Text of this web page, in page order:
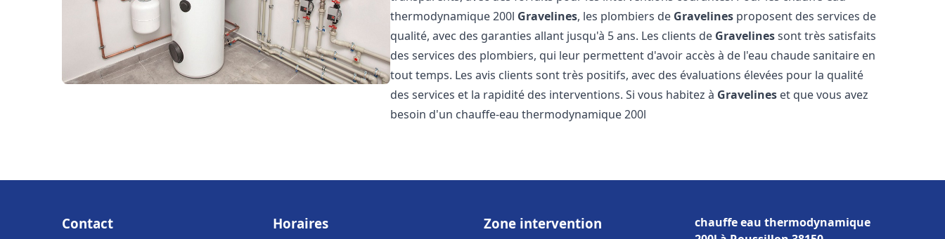
thermodynamique 200l Gravelines, les plombiers de Gravelines proposent des services de
qualité, avec des garanties allant jusqu'à 5 ans. Les clients de Gravelinessont très satisfaits
des services des plombiers, qui leur permettent d'avoir accès à de l'eau chaude sanitaire en
tout temps. Les avis clients sont très positifs, avec des évaluations élevées pour la qualité
des services et la rapidité des interventions. Si vous habitez à Gravelines et que vous avez
besoin d'un chauffe-eau thermodynamique 200l
Contact Horaires Zone intervention
chauffe eau thermodynamique